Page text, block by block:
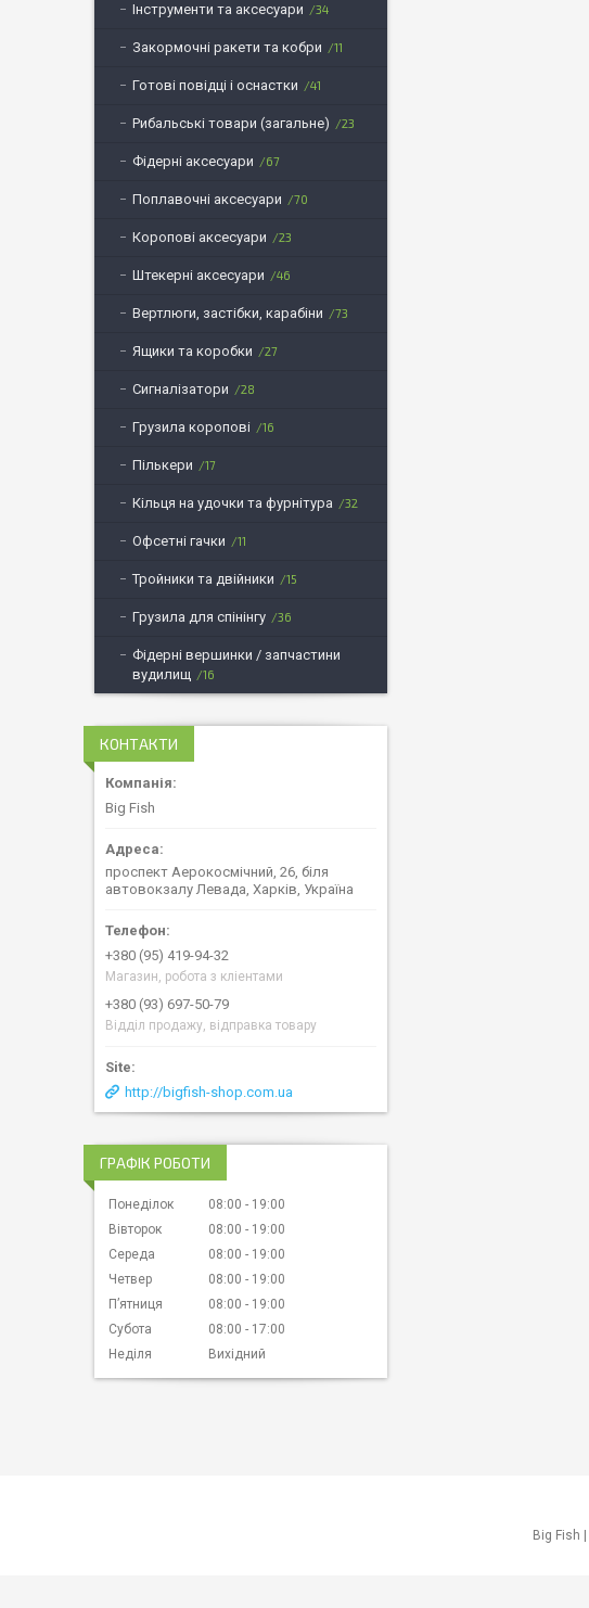
Інструменти та аксесуари 34
Закормочні ракети та кобри 11
Готові повідці і оснастки 41
Рибальські товари (загальне) 23
Фідерні аксесуари 67
Поплавочні аксесуари 70
Коропові аксесуари 23
Штекерні аксесуари 46
Вертлюги, застібки, карабіни 73
Ящики та коробки 27
Сигналізатори 28
Грузила коропові 16
Пількери 17
Кільця на удочки та фурнітура 32
Офсетні гачки 11
Тройники та двійники 15
Грузила для спінінгу 36
Фідерні вершинки / запчастини
вудилищ
16
КОНТАКТИ
Big Fish
проспект Аерокосмічний, 26, біля
автовокзалу Левада, Харків, Україна
+380 (95) 419-94-32
Магазин, робота з кліентами
+380 (93) 697-50-79
Відділ продажу, відправка товару
http://bigfish-shop.com.ua
ГРАФІК РОБОТИ
Понеділок 08:00
19:00
Вівторок
08:00
19:00
Середа
08:00
19:00
Четвер
08:00
19:00
Пʼятниця
08:00
19:00
Субота
08:00
17:00
Неділя
Вихідний
Big Fish |